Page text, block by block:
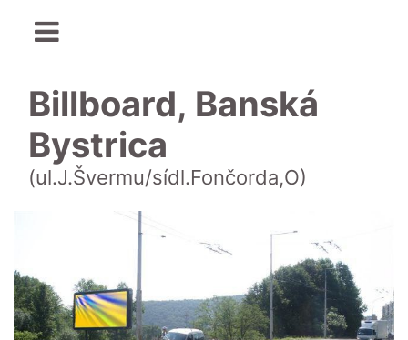
Billboard, Banská
Bystrica
(ul.J.Švermu/sídl.Fončorda,O)